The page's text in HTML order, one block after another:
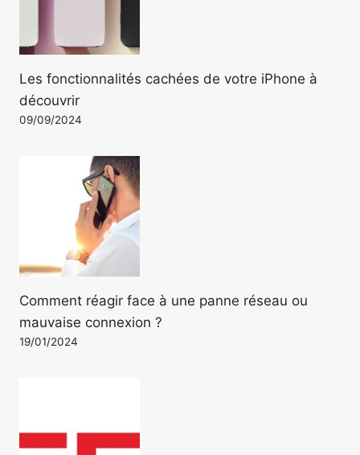
Les fonctionnalités cachées de votre iPhone à
découvrir
09/09/2024
Comment réagir face à une panne réseau ou
mauvaise connexion ?
19/01/2024